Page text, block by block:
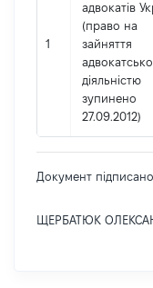
1
адвокатів
(право на
зайняття
діяльністю
зупинено
27.09.2012)
Документ
ЩЕРБАТЮК